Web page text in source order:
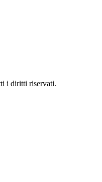
i diritti riservati.